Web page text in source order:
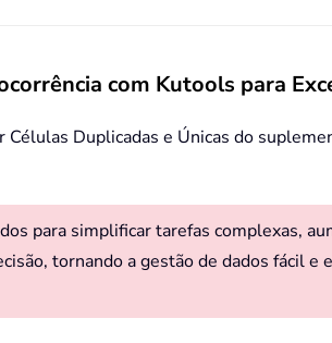
com Kutools para
Duplicadas e Únicas do
para simplificar tarefas complexas,
tornando a gestão de dados fácil e